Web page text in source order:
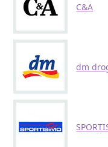
C&A
dm